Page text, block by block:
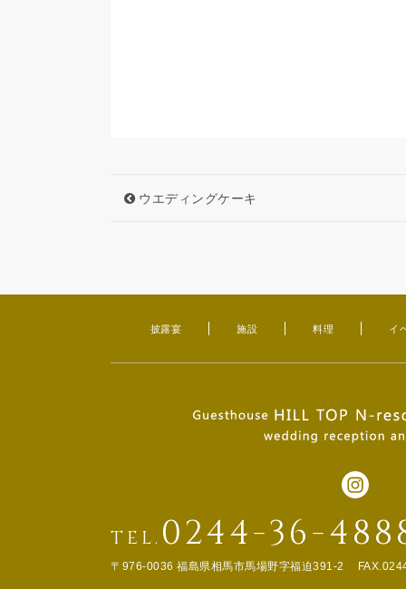
ウエディングケーキ
披露宴 施設 料理 イ
TEL. 0244-36-
〒976-0036 福島県相馬市馬場野字福迫391-2